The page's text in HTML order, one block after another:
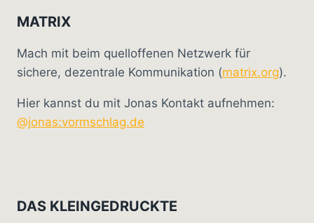
MATRIX
Mach mit beim quelloffenen Netzwerk für
sichere, dezentrale Kommunikation (matrix.org).
Hier kannst du mit Jonas Kontakt aufnehmen:
@jonas:vormschlag.de
DAS KLEINGEDRUCKTE